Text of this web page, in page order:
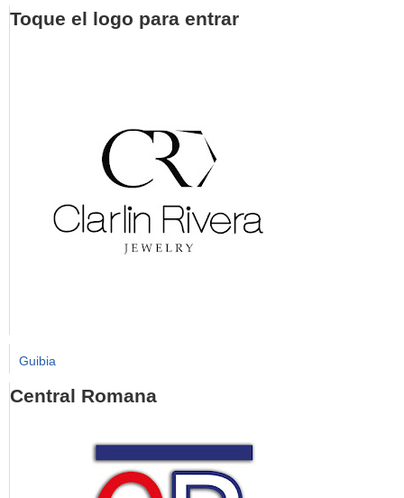
Toque el logo para entrar
Guibia
Central Romana